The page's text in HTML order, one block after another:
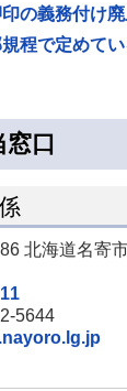
の義務付け廃
規程で定めて
口
北海道名寄
5644